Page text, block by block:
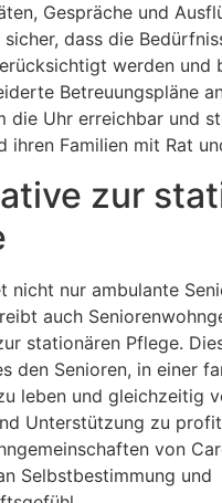
Gespräche und
dass die
werden und
Betreuungspläne
die Uhr erreichbar und
ihren Familien mit Rat
zur
nicht nur ambulante
auch
stationären Pflege.
den Senioren, in einer
leben und gleichzeitig
Unterstützung zu
von
Selbstbestimmung und